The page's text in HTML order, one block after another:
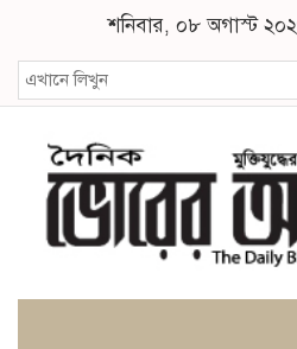
শনিবার, ০৮ অগাস্ট